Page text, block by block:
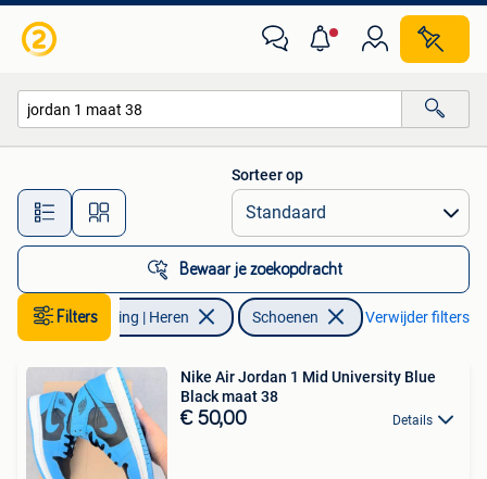
Alle afstanden…
Sorteer op
Bewaar je zoekopdracht
FiltersKleding | Heren Schoenen Verwijder filters
Nike Air Jordan 1 Mid University Blue
Black maat 38
€ 50,00 Details